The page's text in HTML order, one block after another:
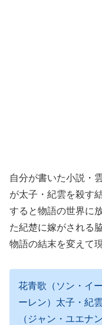
自分が書いた小説・
が太子・紀雲を殺す
すると物語の世界に
た紀楚に嫁がされる
物語の結末を変えて
花青歌（ソン・イ
ーレン）太子・紀
（ジャン・ユエナ